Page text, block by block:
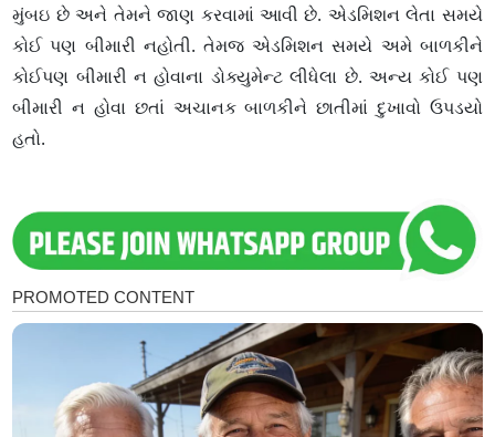
મુંબઇ છે અને તેમને જાણ કરવામાં આવી છે. એડમિશન લેતા સમયે
કોઈ પણ બીમારી નહોતી. તેમજ એડમિશન સમયે અમે બાળકીને
કોઈપણ બીમારી ન હોવાના ડોક્યુમેન્ટ લીધેલા છે. અન્ય કોઈ પણ
બીમારી ન હોવા છતાં અચાનક બાળકીને છાતીમાં દુખાવો ઉપડયો
હતો.